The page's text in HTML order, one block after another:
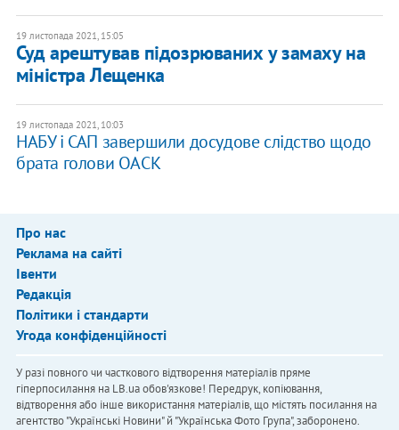
19 листопада 2021, 15:05
Суд арештував підозрюваних у замаху на
міністра Лещенка
19 листопада 2021, 10:03
НАБУ і САП завершили досудове слідство щодо
брата голови ОАСК
Про нас
Реклама на сайті
Івенти
Редакція
Політики і стандарти
Угода конфіденційності
У разі повного чи часткового відтворення матеріалів пряме
гіперпосилання на LB.ua обов'язкове! Передрук, копіювання,
відтворення або інше використання матеріалів, що містять посилання на
агентство "Українськi Новини" й "Українська Фото Група", заборонено.